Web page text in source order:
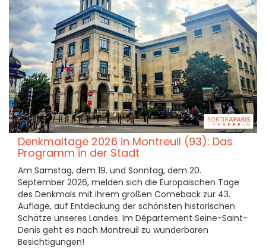
Denkmaltage 2026 in Montreuil (93): Das
Programm in der Stadt
Am Samstag, dem 19. und Sonntag, dem 20.
September 2026, melden sich die Europäischen Tage
des Denkmals mit ihrem großen Comeback zur 43.
Auflage, auf Entdeckung der schönsten historischen
Schätze unseres Landes. Im Département Seine-Saint-
Denis geht es nach Montreuil zu wunderbaren
Besichtigungen!